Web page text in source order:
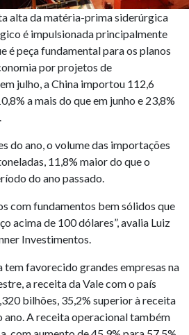
alta da matéria-prima siderúrgica
é impulsionada principalmente
é peça fundamental para os planos
por projetos de
julho, a China importou 112,6
a mais do que em junho e 23,8%
do ano, o volume das importações
11,8% maior do que o
do ano passado.
com fundamentos bem sólidos que
acima de 100 dólares”, avalia Luiz
Investimentos.
tem favorecido grandes empresas na
a receita da Vale com o país
bilhões, 35,2% superior à receita
A receita operacional também